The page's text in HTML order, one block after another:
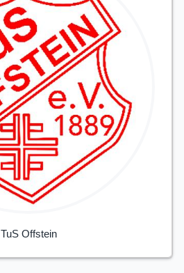
TuS Offstein